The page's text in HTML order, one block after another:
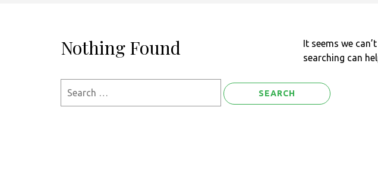
Nothing Found
It seems we
searching can